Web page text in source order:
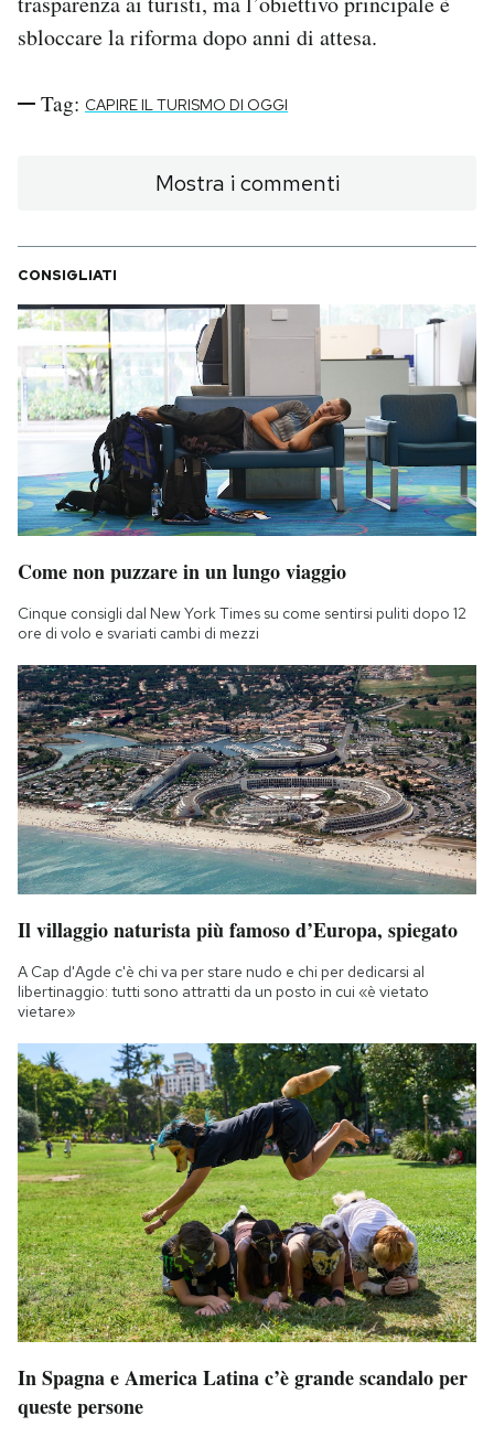
sbloccare la riforma dopo anni di attesa.
Tag: CAPIRE IL TURISMO DI OGGI
Mostra i commenti
CONSIGLIATI
Come non puzzare in un lungo viaggio
Cinque consigli dal New York Times su come sentirsi puliti dopo 12
ore di volo e svariati cambi di mezzi
Il villaggio naturista più famoso d’Europa, spiegato
A Cap d'Agde c'è chi va per stare nudo e chi per dedicarsi al
libertinaggio: tutti sono attratti da un posto in cui «è vietato
vietare»
In Spagna e America Latina c’è grande scandalo per
queste persone